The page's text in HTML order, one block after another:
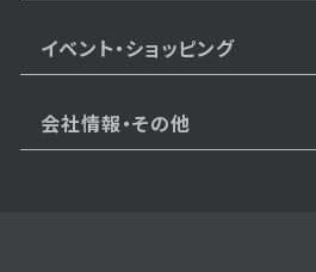
11月29日【
イベント・ショッピング
会社情報・その他